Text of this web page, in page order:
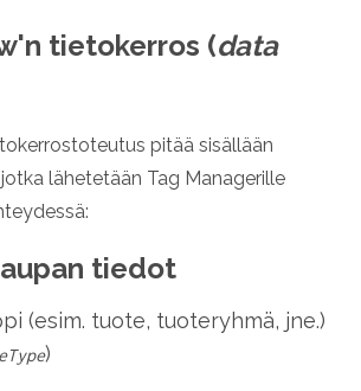
tietokerros (data
pitää sisällään
lähetetään Tag Managerille
tiedot
(esim. tuote, tuoteryhmä, jne.)
)